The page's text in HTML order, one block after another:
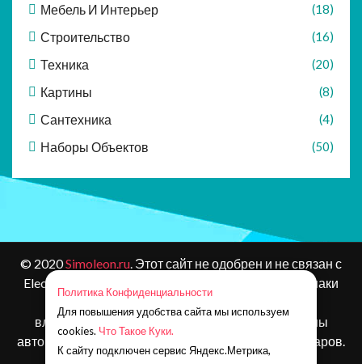
Мебель И Интерьер (18)
Строительство (16)
Техника (20)
Картины (8)
Сантехника (4)
Наборы Объектов (50)
© 2020Simoleon.ru. Этот сайт не одобрен и не связан с
Electronic Arts или ее лицензиарами. Товарные знаки
являются собственностью соответствующих
владельцев. Контент и материалы игр защищены
авторским правом Electronic Arts Inc. и ее лицензиаров.
Все права защищены.
Политика Конфиденциальности
Для повышения удобства сайта мы используем
cookies. Что Такое Куки.
К сайту подключен сервис Яндекс.Метрика,